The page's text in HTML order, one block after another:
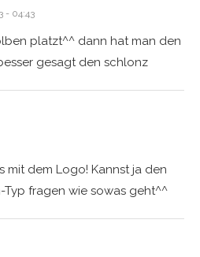
- 04:43
platzt^^ dann hat man den
gesagt den schlonz
mit dem Logo! Kannst ja den
Typ fragen wie sowas geht^^